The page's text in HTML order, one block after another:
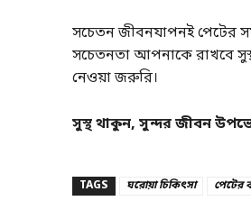
সচেতন জীবনযাপনই পেটের
সচেতনতা আপনাকে রাখবে
নেওয়া জরুরি।
সুস্থ থাকুন, সুন্দর জীবন
TAGS ঘরোয়া চিকিৎসা পেটের